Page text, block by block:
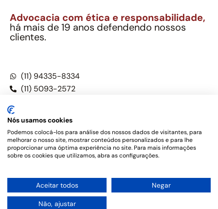
Advocacia com ética e responsabilidade,
há mais de 19 anos defendendo nossos
clientes.
(11) 94335-8334
(11) 5093-2572
Este site não é um produto Meta Platforms, Inc., Google LLC,
tampouco oferece serviços públicos oficiais. Somos um
o Código de Ética e Disciplina da OAB do Brasil – Alexandre
Berthe Pinto Soc. de Adv, OAB/SP nº 22477 –Política de
Privacidade e Termos de uso
Nós usamos cookies
Podemos colocá-los para análise dos nossos dados de visitantes, para
melhorar o nosso site, mostrar conteúdos personalizados e para lhe
proporcionar uma óptima experiência no site. Para mais informações
sobre os cookies que utilizamos, abra as configurações.
Aceitar todos Negar
Não, ajustar